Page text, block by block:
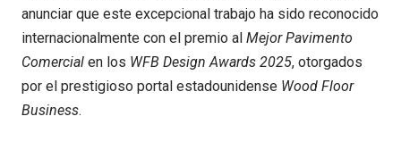
anunciar que este excepcional trabajo ha sido reconocido
internacionalmente con el premio al Mejor Pavimento
Comercial en los WFB Design Awards 2025, otorgados
por el prestigioso portal estadounidense Wood Floor
Business.